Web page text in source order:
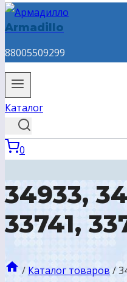
Armadillo
88005509299
Каталог
0
34933,
33741,
/ Каталог товаров /